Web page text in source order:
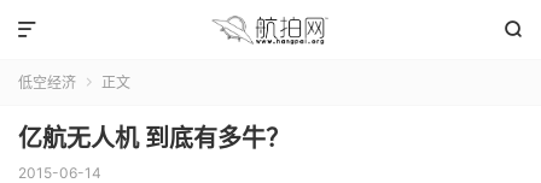


低空经济  正文
亿航无人机 到底有多牛？
2015-06-14